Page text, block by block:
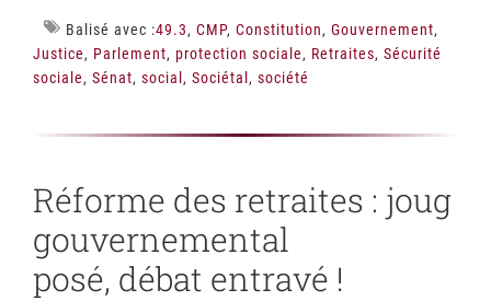
Balisé avec :49.3, CMP, Constitution, Gouvernement,
Justice, Parlement, protection sociale, Retraites, Sécurité
sociale, Sénat, social, Sociétal, société
Réforme des retraites : joug
gouvernemental
posé, débat entravé !